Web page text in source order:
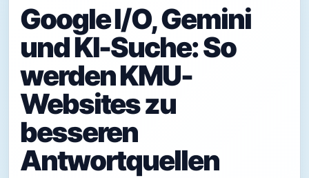
Google I/O, Gemini
und KI-Suche: So
werden KMU-
Websites zu
besseren
Antwortquellen